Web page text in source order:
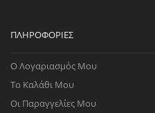
ΠΛΗΡΟΦΟΡΊΕΣ
Ο Λογαριασμός Μου
Το Καλάθι Μου
Οι Παραγγελίες Μου